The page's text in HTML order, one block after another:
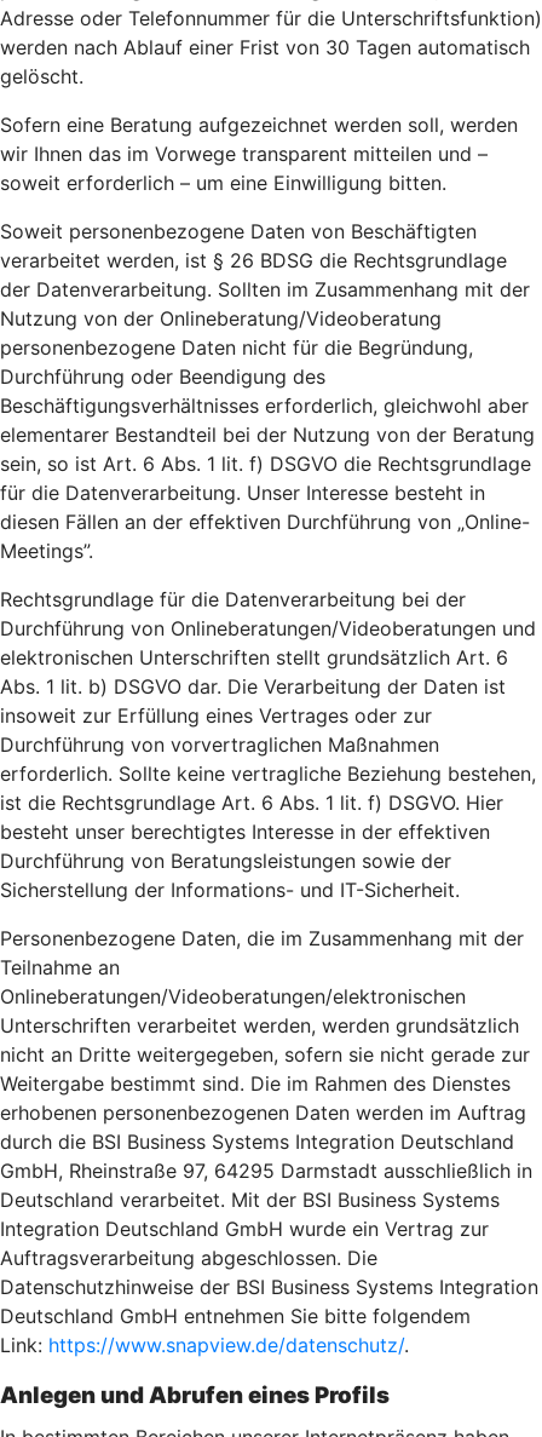
Adresse oder Telefonnummer für die Unterschriftsfunktion)
werden nach Ablauf einer Frist von 30 Tagen automatisch
gelöscht.
Sofern eine Beratung aufgezeichnet werden soll, werden
wir Ihnen das im Vorwege transparent mitteilen und –
soweit erforderlich – um eine Einwilligung bitten.
Soweit personenbezogene Daten von Beschäftigten
verarbeitet werden, ist § 26 BDSG die Rechtsgrundlage
der Datenverarbeitung. Sollten im Zusammenhang mit der
Nutzung von der Onlineberatung/Videoberatung
personenbezogene Daten nicht für die Begründung,
Durchführung oder Beendigung des
Beschäftigungsverhältnisses erforderlich, gleichwohl aber
elementarer Bestandteil bei der Nutzung von der Beratung
sein, so ist Art. 6 Abs. 1 lit. f) DSGVO die Rechtsgrundlage
für die Datenverarbeitung. Unser Interesse besteht in
diesen Fällen an der effektiven Durchführung von „Online-
Meetings”.
Rechtsgrundlage für die Datenverarbeitung bei der
Durchführung von Onlineberatungen/Videoberatungen und
elektronischen Unterschriften stellt grundsätzlich Art. 6
Abs. 1 lit. b) DSGVO dar. Die Verarbeitung der Daten ist
insoweit zur Erfüllung eines Vertrages oder zur
Durchführung von vorvertraglichen Maßnahmen
erforderlich. Sollte keine vertragliche Beziehung bestehen,
ist die Rechtsgrundlage Art. 6 Abs. 1 lit. f) DSGVO. Hier
besteht unser berechtigtes Interesse in der effektiven
Durchführung von Beratungsleistungen sowie der
Sicherstellung der Informations- und IT-Sicherheit.
Personenbezogene Daten, die im Zusammenhang mit der
Teilnahme an
Onlineberatungen/Videoberatungen/elektronischen
Unterschriften verarbeitet werden, werden grundsätzlich
nicht an Dritte weitergegeben, sofern sie nicht gerade zur
Weitergabe bestimmt sind. Die im Rahmen des Dienstes
erhobenen personenbezogenen Daten werden im Auftrag
durch die BSI Business Systems Integration Deutschland
GmbH, Rheinstraße 97, 64295 Darmstadt ausschließlich in
Deutschland verarbeitet. Mit der BSI Business Systems
Integration Deutschland GmbH wurde ein Vertrag zur
Auftragsverarbeitung abgeschlossen. Die
Datenschutzhinweise der BSI Business Systems Integration
Deutschland GmbH entnehmen Sie bitte folgendem
Link: https://www.snapview.de/datenschutz/.
Anlegen und Abrufen eines Profils